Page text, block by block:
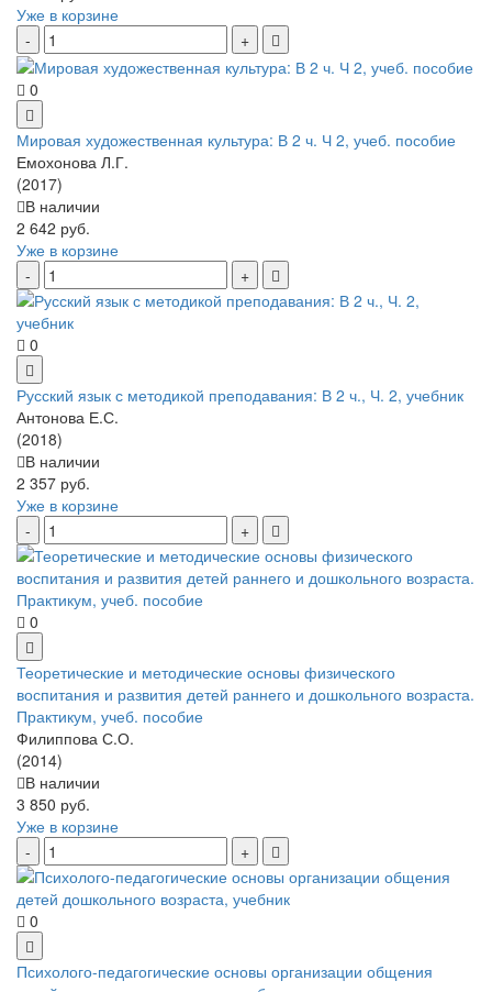
Уже в корзине
0
Мировая художественная культура: В 2 ч. Ч 2, учеб. пособие
Емохонова Л.Г.
(2017)
В наличии
2 642 руб.
Уже в корзине
0
Русский язык с методикой преподавания: В 2 ч., Ч. 2, учебник
Антонова Е.С.
(2018)
В наличии
2 357 руб.
Уже в корзине
0
Теоретические и методические основы физического
воспитания и развития детей раннего и дошкольного возраста.
Практикум, учеб. пособие
Филиппова С.О.
(2014)
В наличии
3 850 руб.
Уже в корзине
0
Психолого-педагогические основы организации общения